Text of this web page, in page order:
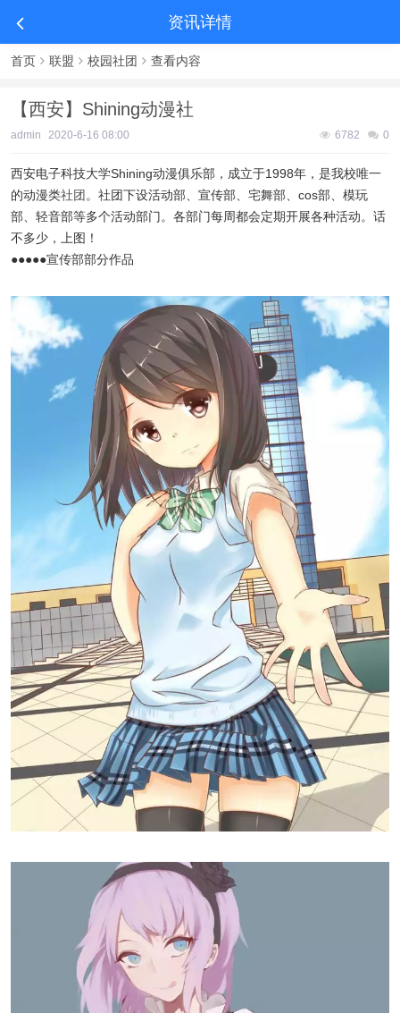
资讯详情
首页 联盟 校园社团 查看内容
【西安】Shining动漫社
admin 2020-6-16 08:00 6782 0
西安电子科技大学Shining动漫俱乐部，成立于1998年，是我校唯一
的动漫类社团 。社团下设活动部、宣传部、宅舞部、cos部、模玩
部、轻音部等多个活动部门。各部门每周都会定期开展各种活动。话
不多少，上图！
●●●●●宣传部部分作品